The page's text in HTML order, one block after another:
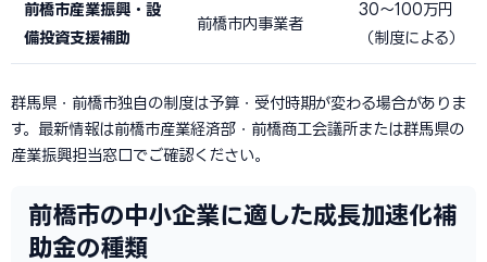
前橋市産業振興・設
備投資支援補助
前橋市内事業者
30〜100万円
（制度による）
群馬県・前橋市独自の制度は予算・受付時期が変わる場合がありま
す。最新情報は前橋市産業経済部・前橋商工会議所または群馬県の
産業振興担当窓口でご確認ください。
前橋市の中小企業に適した成長加速化補
助金の種類